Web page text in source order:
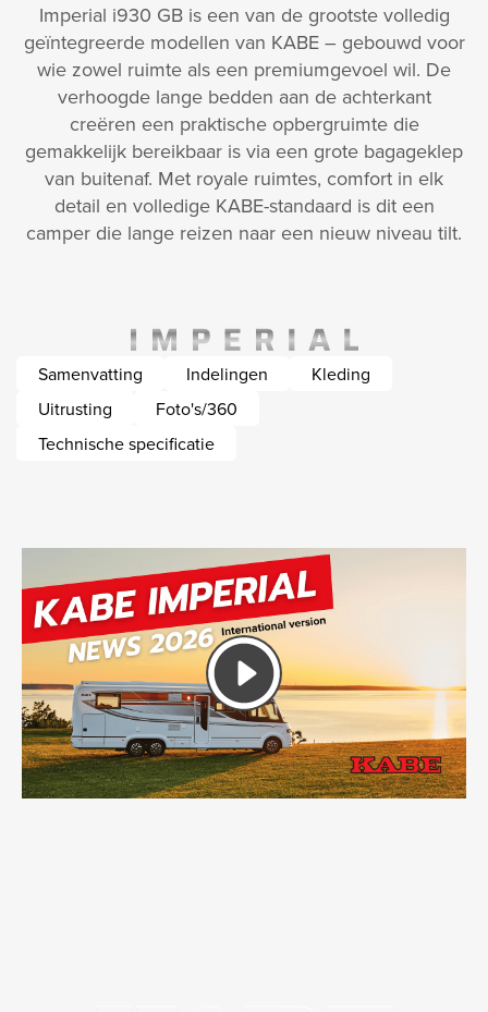
Imperial i930 GB is een van de grootste volledig
geïntegreerde modellen van KABE – gebouwd voor
wie zowel ruimte als een premiumgevoel wil. De
verhoogde lange bedden aan de achterkant
creëren een praktische opbergruimte die
gemakkelijk bereikbaar is via een grote bagageklep
van buitenaf. Met royale ruimtes, comfort in elk
detail en volledige KABE-standaard is dit een
camper die lange reizen naar een nieuw niveau tilt.
Samenvatting Indelingen
Kleding
Uitrusting
Foto's/360
Technische specificatie